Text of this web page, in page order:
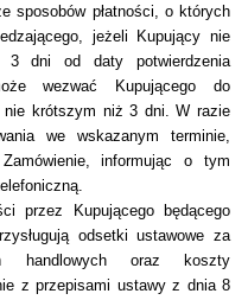
sposobów płatności, o których
jeżeli Kupujący nie
3 dni od daty potwierdzenia
wezwać Kupującego do
nie krótszym niż 3 dni. W razie
we wskazanym terminie,
informując o tym
przez Kupującego będącego
odsetki ustawowe za
handlowych oraz koszty
z przepisami ustawy z dnia 8